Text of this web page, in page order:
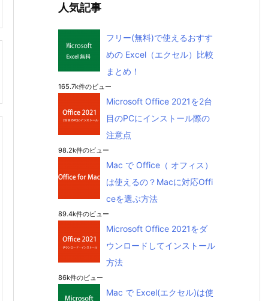
人気記事
フリー(無料)で使えるおすす
めの Excel（エクセル）比較
まとめ！
165.7k件のビュー
Microsoft Office 2021を2台
目のPCにインストール際の
注意点
98.2k件のビュー
Mac で Office（ オフィス）
は使えるの？Macに対応Offi
ceを選ぶ方法
89.4k件のビュー
Microsoft Office 2021をダ
ウンロードしてインストール
方法
86k件のビュー
Mac で Excel(エクセル)は使